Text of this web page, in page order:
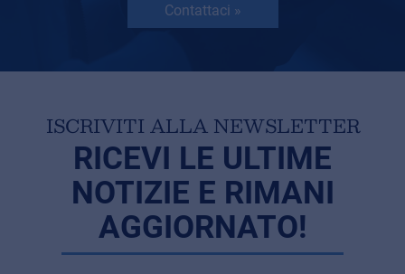
Contattaci »
ISCRIVITI ALLA NEWSLETTER
RICEVI LE ULTIME
NOTIZIE E RIMANI
AGGIORNATO!